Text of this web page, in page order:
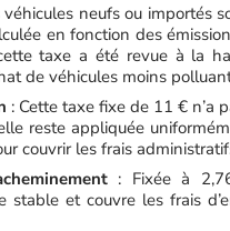
neufs ou importés
en fonction des
taxe a été revue à la
de véhicules moins
: Cette taxe fixe de 11 € n’a
reste appliquée
couvrir les frais
: Fixée à
stable et couvre les frais